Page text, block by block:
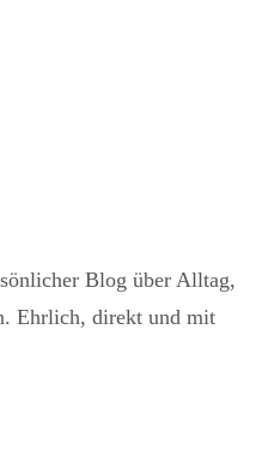
Blog über Alltag,
Ehrlich, direkt und mit